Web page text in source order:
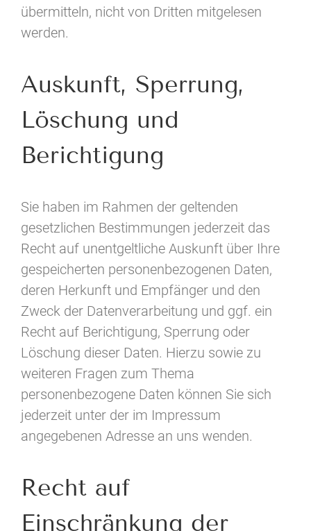
übermitteln, nicht von Dritten mitgelesen
werden.
Auskunft, Sperrung,
Löschung und
Berichtigung
Sie haben im Rahmen der geltenden
gesetzlichen Bestimmungen jederzeit das
Recht auf unentgeltliche Auskunft über Ihre
gespeicherten personenbezogenen Daten,
deren Herkunft und Empfänger und den
Zweck der Datenverarbeitung und ggf. ein
Recht auf Berichtigung, Sperrung oder
Löschung dieser Daten. Hierzu sowie zu
weiteren Fragen zum Thema
personenbezogene Daten können Sie sich
jederzeit unter der im Impressum
angegebenen Adresse an uns wenden.
Recht auf
Einschränkung der